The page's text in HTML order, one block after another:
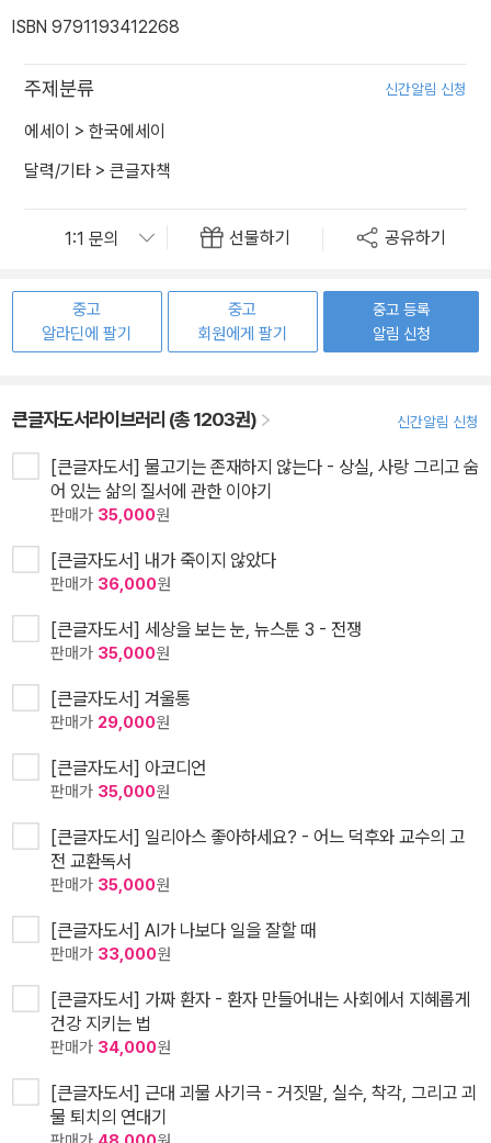
ISBN 9791193412268
주제분류 신간알림 신청
에세이 > 한국에세이
달력/기타 > 큰글자책
선물하기 공유하기
중고
알라딘에 팔기
중고
회원에게 팔기
중고 등록
알림 신청
큰글자도서라이브러리 (총 1203권) 신간알림 신청
[큰글자도서] 물고기는 존재하지 않는다 - 상실, 사랑 그리고 숨
어 있는 삶의 질서에 관한 이야기
판매가 35,000원
[큰글자도서] 내가 죽이지 않았다
판매가 36,000원
[큰글자도서] 세상을 보는 눈, 뉴스툰 3 - 전쟁
판매가 35,000원
[큰글자도서] 겨울통
판매가 29,000원
[큰글자도서] 아코디언
판매가 35,000원
[큰글자도서] 일리아스 좋아하세요? - 어느 덕후와 교수의 고
전 교환독서
판매가 35,000원
[큰글자도서] AI가 나보다 일을 잘할 때
판매가 33,000원
[큰글자도서] 가짜 환자 - 환자 만들어내는 사회에서 지혜롭게
건강 지키는 법
판매가 34,000원
[큰글자도서] 근대 괴물 사기극 - 거짓말, 실수, 착각, 그리고 괴
물 퇴치의 연대기